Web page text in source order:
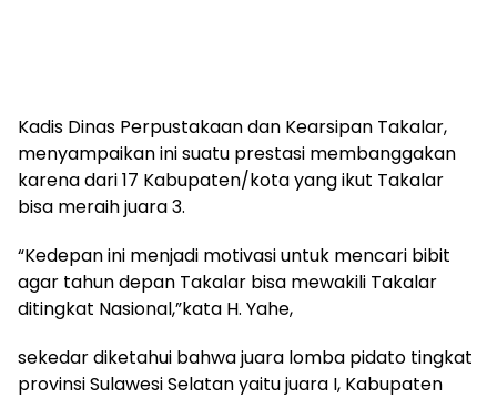
Kadis Dinas Perpustakaan dan Kearsipan Takalar,
menyampaikan ini suatu prestasi membanggakan
karena dari 17 Kabupaten/kota yang ikut Takalar
bisa meraih juara 3.
“Kedepan ini menjadi motivasi untuk mencari bibit
agar tahun depan Takalar bisa mewakili Takalar
ditingkat Nasional,”kata H. Yahe,
sekedar diketahui bahwa juara lomba pidato tingkat
provinsi Sulawesi Selatan yaitu juara I, Kabupaten